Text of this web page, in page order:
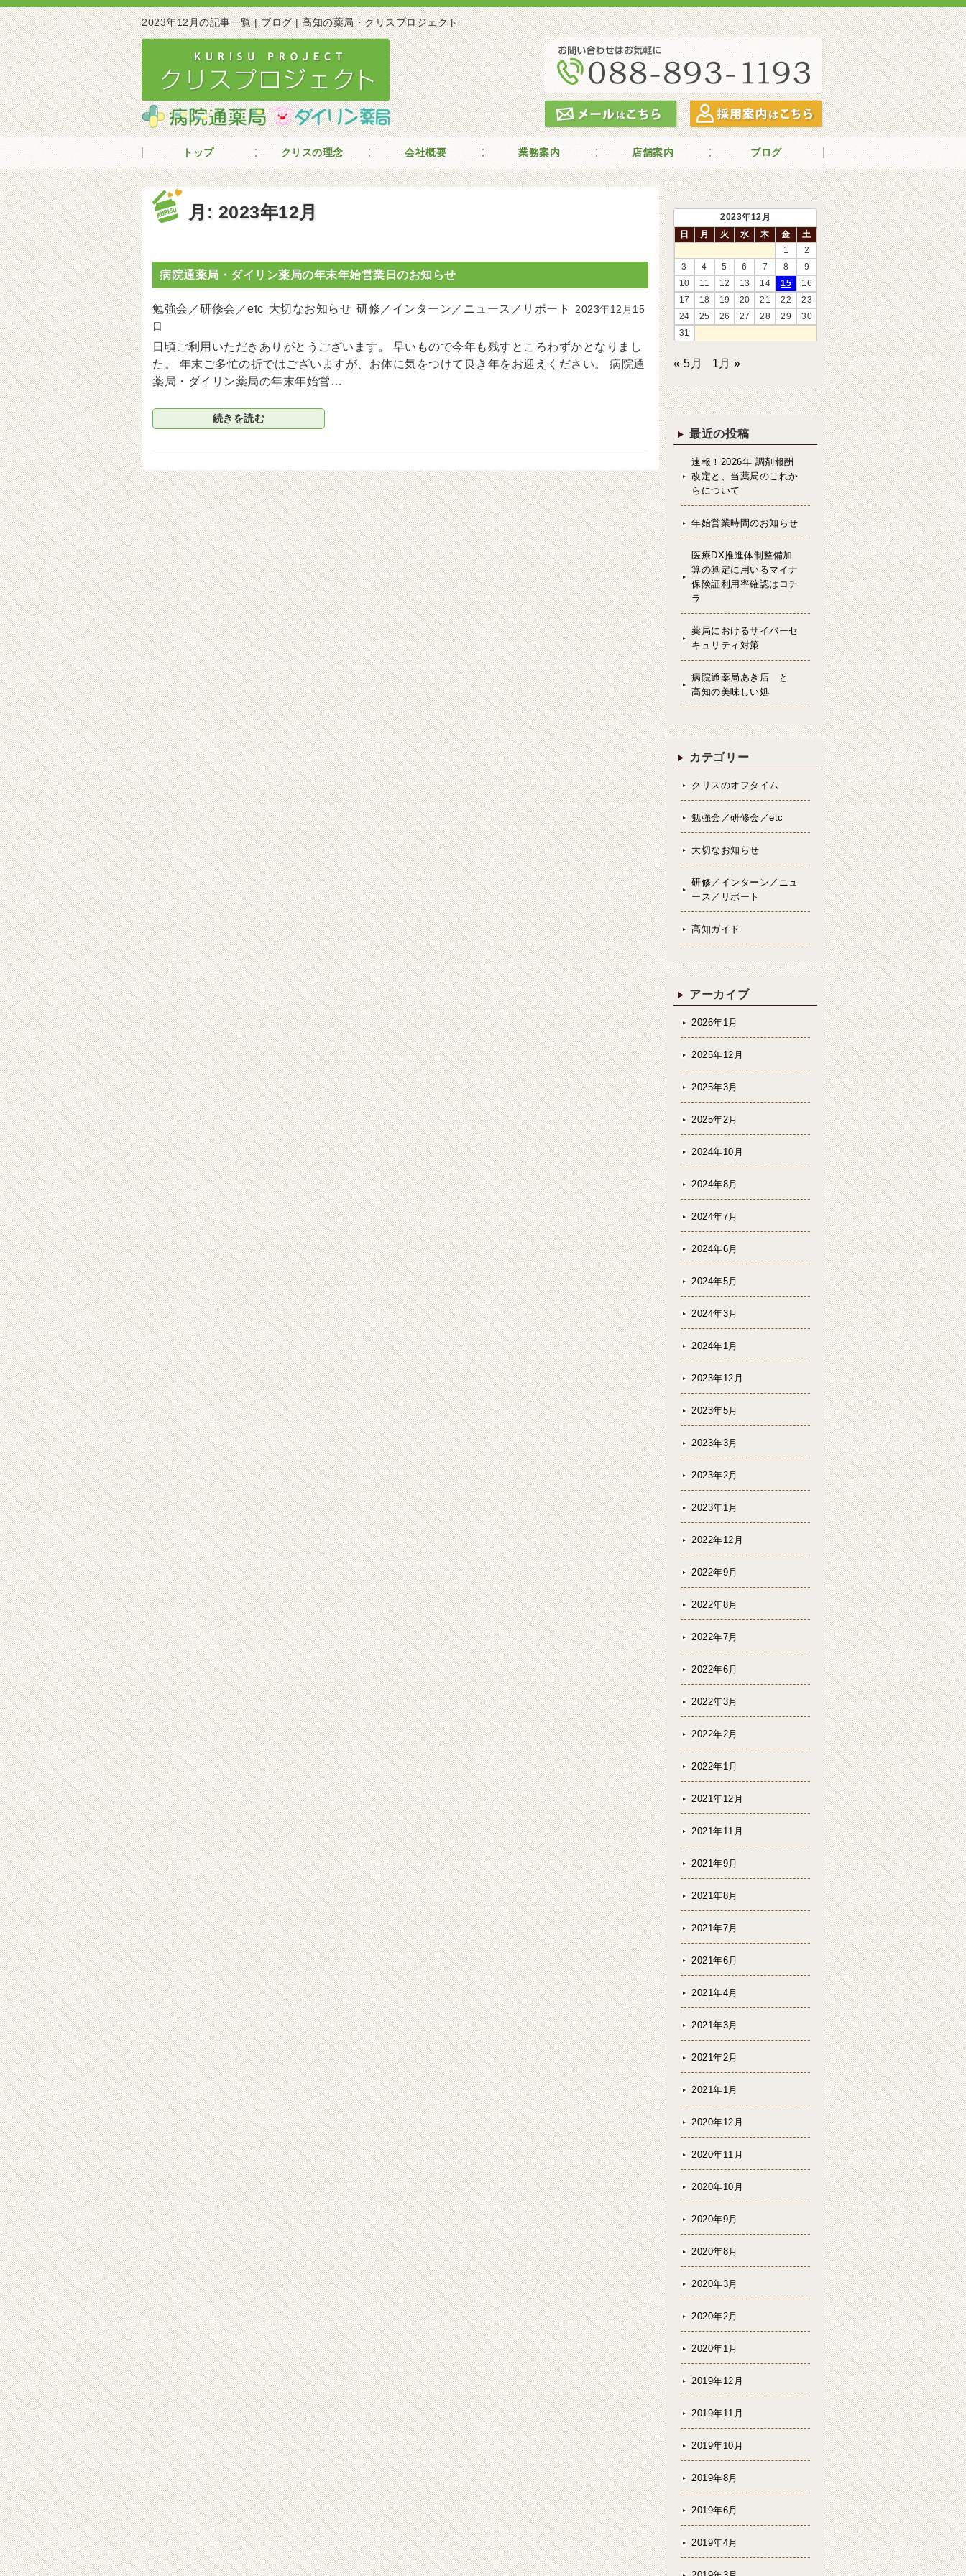
2023年12月の記事一覧 | ブログ | 高知の薬局・クリスプロジェクト
トップ クリスの理念 会社概要 業務案内 店舗案内 ブログ
月: 2023年12月
病院通薬局・ダイリン薬局の年末年始営業日のお知らせ
勉強会／研修会／etc 大切なお知らせ 研修／インターン／ニュース／リポート
2023年12月15
日
日頃ご利用いただきありがとうございます。 早いもので今年も残すところわずかとなりまし
た。 年末ご多忙の折ではございますが、お体に気をつけて良き年をお迎えください。 病院通
薬局・ダイリン薬局の年末年始営…
続きを読む
2023年12月
日
月 火 水 木 金
土
1
2
3
4 5 6 7 8
9
10
11 12 13 14 15
16
17
18 19 20 21 22
23
24
25 26 27 28 29
30
31
« 5月 1月 »
最近の投稿
速報！2026年 調剤報酬
改定と、当薬局のこれか
らについて
年始営業時間のお知らせ
医療DX推進体制整備加
算の算定に用いるマイナ
保険証利用率確認はコチ
ラ
薬局におけるサイバーセ
キュリティ対策
病院通薬局あき店 と
高知の美味しい処
カテゴリー
クリスのオフタイム
勉強会／研修会／etc
大切なお知らせ
研修／インターン／ニュ
ース／リポート
高知ガイド
アーカイブ
2026年1月
2025年12月
2025年3月
2025年2月
2024年10月
2024年8月
2024年7月
2024年6月
2024年5月
2024年3月
2024年1月
2023年12月
2023年5月
2023年3月
2023年2月
2023年1月
2022年12月
2022年9月
2022年8月
2022年7月
2022年6月
2022年3月
2022年2月
2022年1月
2021年12月
2021年11月
2021年9月
2021年8月
2021年7月
2021年6月
2021年4月
2021年3月
2021年2月
2021年1月
2020年12月
2020年11月
2020年10月
2020年9月
2020年8月
2020年3月
2020年2月
2020年1月
2019年12月
2019年11月
2019年10月
2019年8月
2019年6月
2019年4月